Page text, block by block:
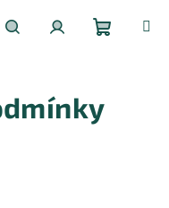
košík